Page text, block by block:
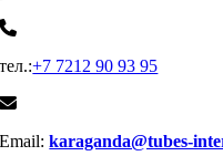
тел.:+7 7212 90 93 95
Email:karaganda@tubes-